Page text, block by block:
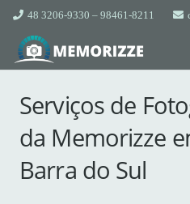
48 3206-9330 – 98461-8211
Serviços de
da Memorizze
Barra do Sul